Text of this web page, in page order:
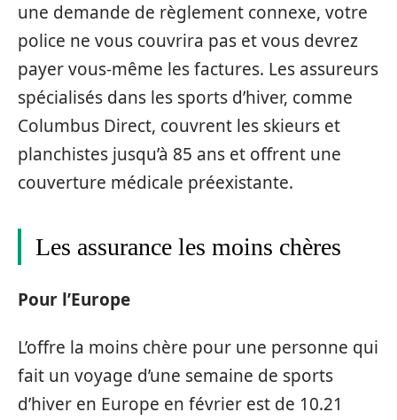
une demande de règlement connexe, votre
police ne vous couvrira pas et vous devrez
payer vous-même les factures. Les assureurs
spécialisés dans les sports d’hiver, comme
Columbus Direct, couvrent les skieurs et
planchistes jusqu’à 85 ans et offrent une
couverture médicale préexistante.
Les assurance les moins chères
Pour l’Europe
L’offre la moins chère pour une personne qui
fait un voyage d’une semaine de sports
d’hiver en Europe en février est de 10.21